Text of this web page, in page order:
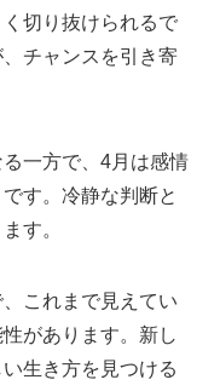
切り抜けられるで
チャンスを引き寄
一方で、4月は感情
す。冷静な判断と
す。
これまで見えてい
があります。新し
生き方を見つける